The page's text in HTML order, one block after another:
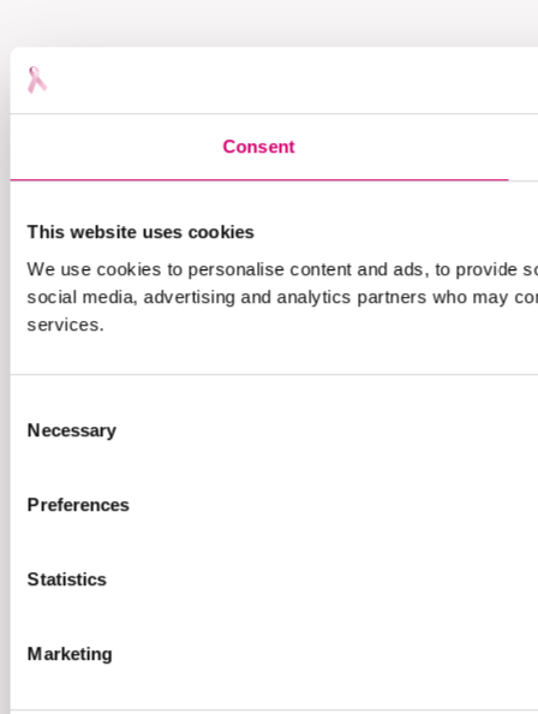
Consent
This website uses cookies
We use cookies to personalise content and ads, to provide
social media, advertising and analytics partners who may
services.
Selection
Necessary
Preferences
Statistics
Marketing